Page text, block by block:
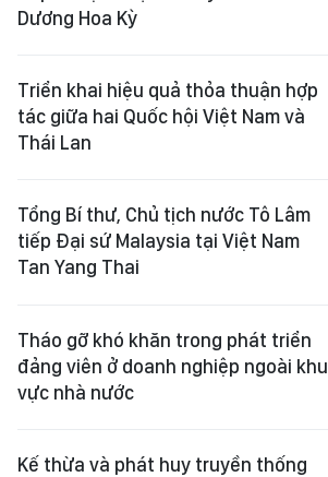
Dương Hoa Kỳ
Triển khai hiệu quả thỏa thuận hợp
tác giữa hai Quốc hội Việt Nam và
Thái Lan
Tổng Bí thư, Chủ tịch nước Tô Lâm
tiếp Đại sứ Malaysia tại Việt Nam
Tan Yang Thai
Tháo gỡ khó khăn trong phát triển
đảng viên ở doanh nghiệp ngoài khu
vực nhà nước
Kế thừa và phát huy truyền thống